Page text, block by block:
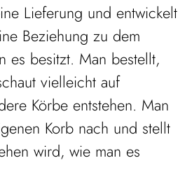
Lieferung und entwickelt
Beziehung zu dem
es besitzt. Man bestellt,
vielleicht auf
Körbe entstehen. Man
Korb nach und stellt
wird, wie man es